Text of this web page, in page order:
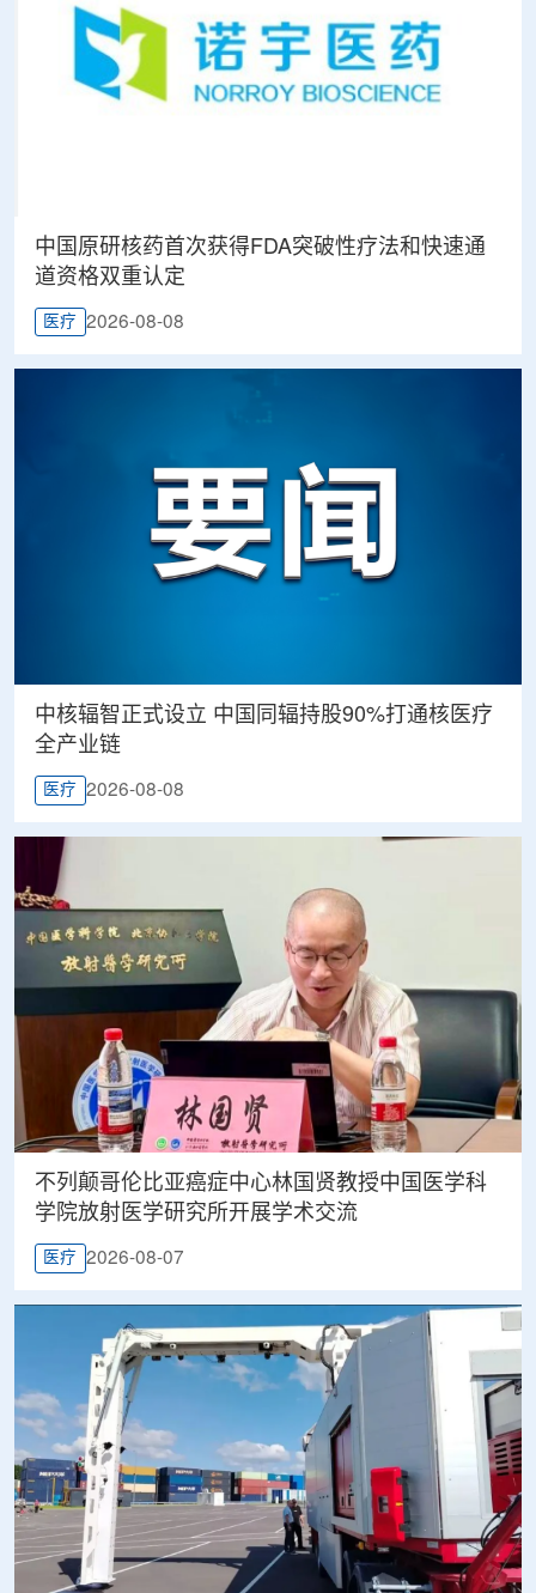
中国原研核药首次获得FDA突破性疗法和快速通
道资格双重认定
医疗 2026-08-08
中核辐智正式设立 中国同辐持股90%打通核医疗
全产业链
医疗 2026-08-08
不列颠哥伦比亚癌症中心林国贤教授中国医学科
学院放射医学研究所开展学术交流
医疗 2026-08-07